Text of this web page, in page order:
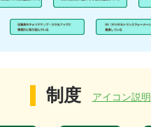
制度 アイコン説明